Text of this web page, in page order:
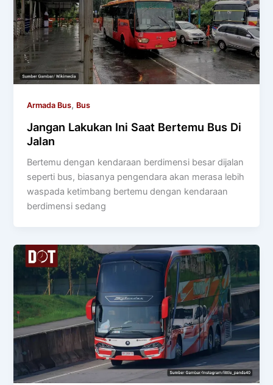
Armada Bus, Bus
Jangan Lakukan Ini Saat Bertemu Bus Di
Jalan
Bertemu dengan kendaraan berdimensi besar dijalan
seperti bus, biasanya pengendara akan merasa lebih
waspada ketimbang bertemu dengan kendaraan
berdimensi sedang